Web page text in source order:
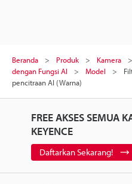
Beranda Produk Kamera
dengan Fungsi AI
Model
pencitraan AI (Warna)
FREE AKSES SEMUA
KEYENCE
Daftarkan Sekarang!